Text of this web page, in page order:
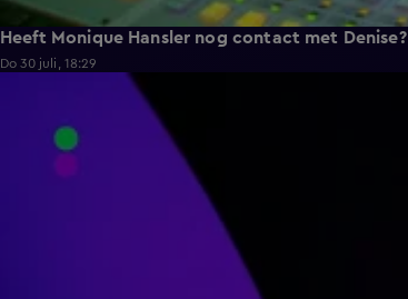
Heeft Monique Hansler nog contact met Denise?
Do 30 juli, 18:29